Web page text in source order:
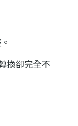
換卻完全不